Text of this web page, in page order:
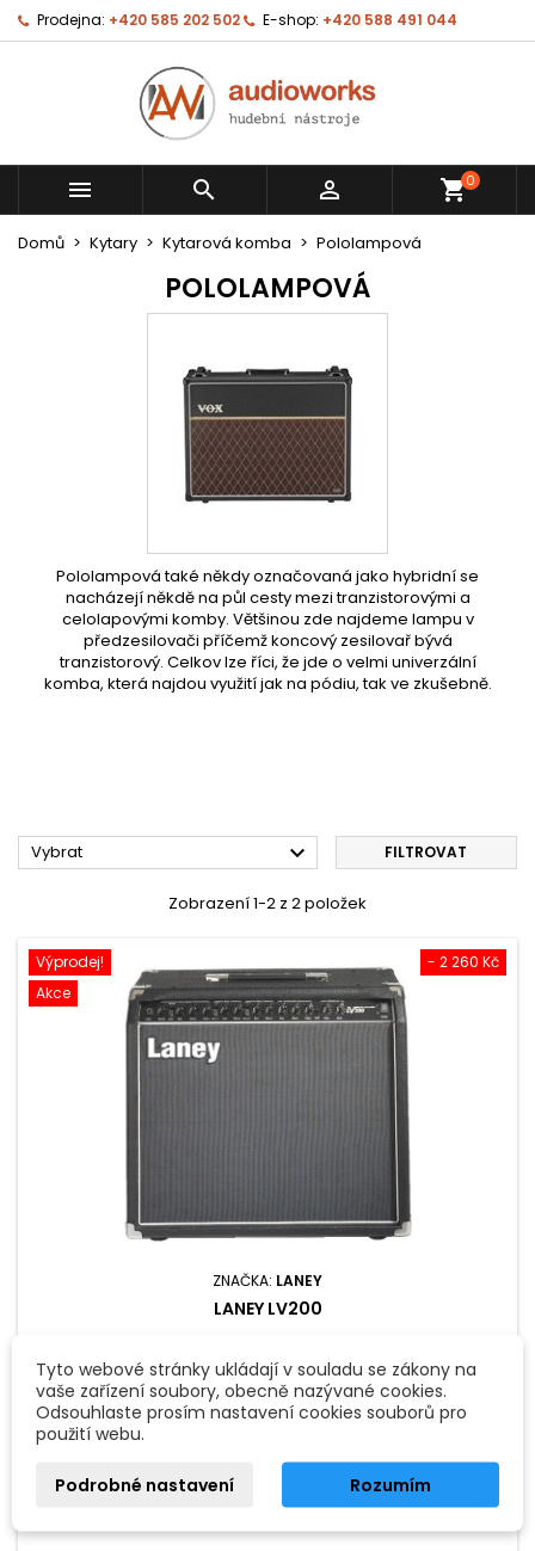
Prodejna: +420 585 202 502 E-shop: +420 588 491 044
   shopping_cart0
Domů Kytary Kytarová komba Pololampová
POLOLAMPOVÁ
Pololampová také někdy označovaná jako hybridní se
nacházejí někdě na půl cesty mezi tranzistorovými a
celolapovými komby. Většinou zde najdeme lampu v
předzesilovači příčemž koncový zesilovař bývá
tranzistorový. Celkov lze říci, že jde o velmi univerzální
komba, která najdou využití jak na pódiu, tak ve zkušebně.
Vybrat  FILTROVAT
Zobrazení 1-2 z 2 položek
- 2 260 Kč
Výprodej!
Akce
ZNAČKA: LANEY
LANEY LV200
Hybridní kytarové kombo, 65W. Rozbaleno - vystavený kus
7 490 Kč 9 750 Kč

Skladem:1 ks
Tyto webové stránky ukládají v souladu se zákony na
vaše zařízení soubory, obecně nazývané cookies.
Odsouhlaste prosím nastavení cookies souborů pro
použití webu.
Podrobné nastavení Rozumím